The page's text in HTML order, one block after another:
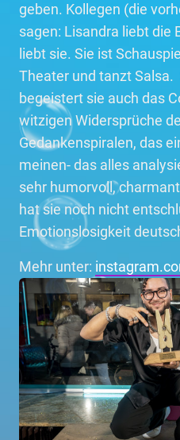
geben. Kollegen (die
sagen: Lisandra liebt die
liebt sie. Sie ist
Theater und tanzt
begeistert sie auch das
witzigen Widersprüche
Gedankenspiralen, das
meinen- das alles
sehr humorvoll,
hat sie noch nicht
Emotionslosigkeit
Mehr unter: